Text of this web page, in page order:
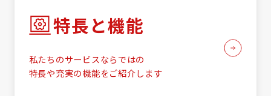
特長と機能
私たちのサービスならではの
特長や充実の機能をご紹介します